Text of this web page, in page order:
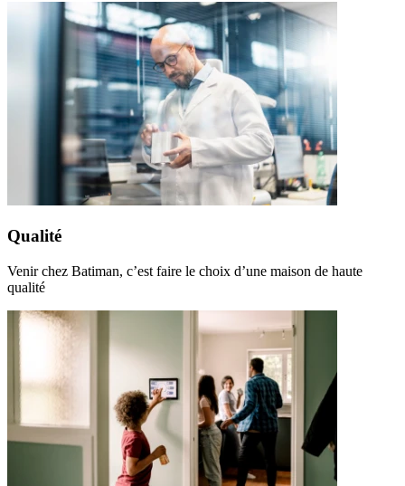
Qualité
Venir chez Batiman, c’est faire le choix d’une maison de haute
qualité